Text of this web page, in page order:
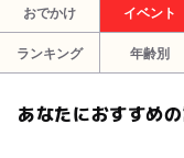
おでかけ イベント
ランキング 年齢別
あなたにおすすめ